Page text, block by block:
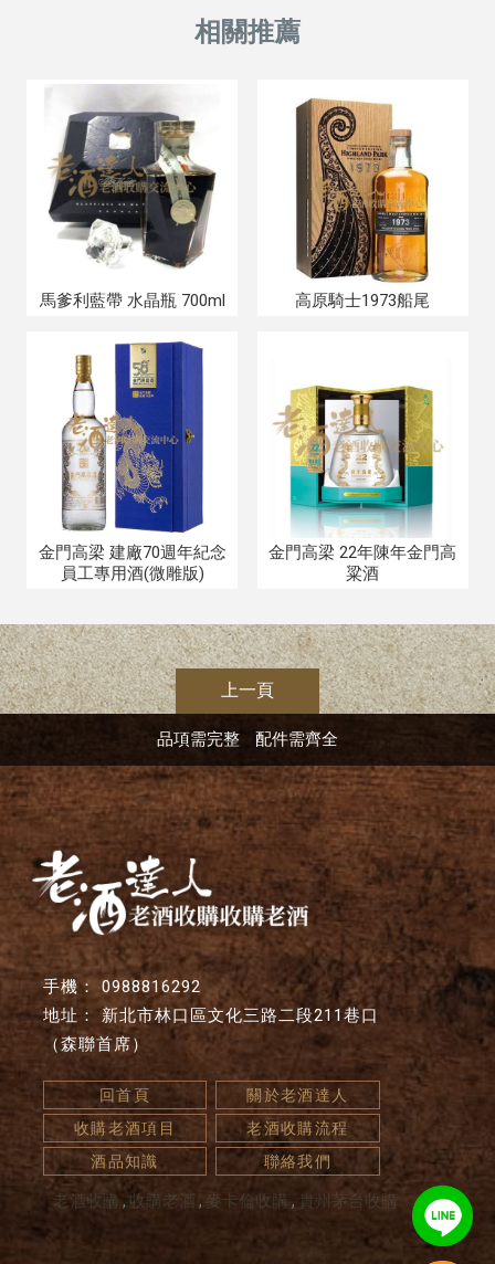
馬爹利藍帶 水晶瓶 700ml 高原騎士1973船尾
金門高梁 建廠70週年紀念
員工專用酒(微雕版)
金門高梁 22年陳年金門高
粱酒
上一頁
品項需完整 配件需齊全
0988816292
新北市林口區文化三路二段211巷口
（森聯首席）
回首頁
關於老酒達人
收購老酒項目
老酒收購流程
酒品知識
聯絡我們
老酒收購 收購老酒 麥卡倫收購 貴州茅台收購